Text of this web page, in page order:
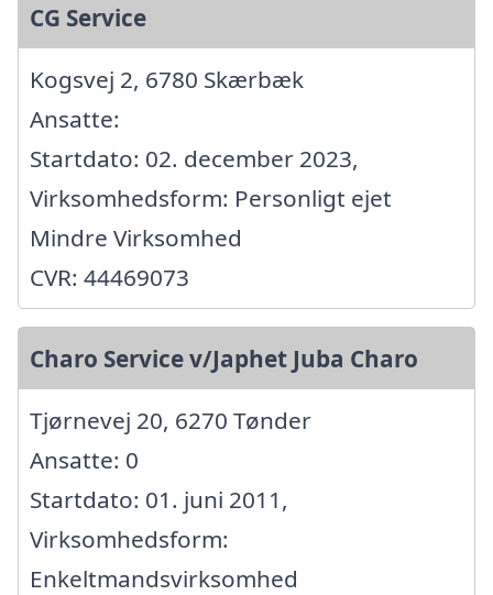
CG Service
Kogsvej 2, 6780 Skærbæk
Ansatte:
Startdato: 02. december 2023,
Virksomhedsform: Personligt ejet
Mindre Virksomhed
CVR: 44469073
Charo Service v/Japhet Juba Charo
Tjørnevej 20, 6270 Tønder
Ansatte: 0
Startdato: 01. juni 2011,
Virksomhedsform:
Enkeltmandsvirksomhed